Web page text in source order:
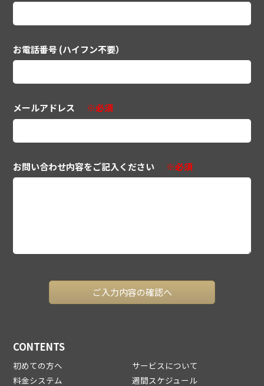
お電話番号 (ハイフン不要）
メールアドレス ※必須
お問い合わせ内容をご記入ください ※必須
CONTENTS
初めての方へ
サービスについて
料金システム
週間スケジュール